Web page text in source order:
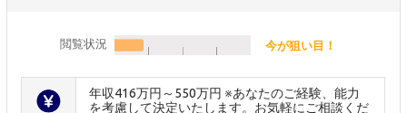
閲覧状況 今が狙い目！
年収416万円～550万円 ※あなたのご経験、能力
を考慮して決定いたします。お気軽にご相談くだ